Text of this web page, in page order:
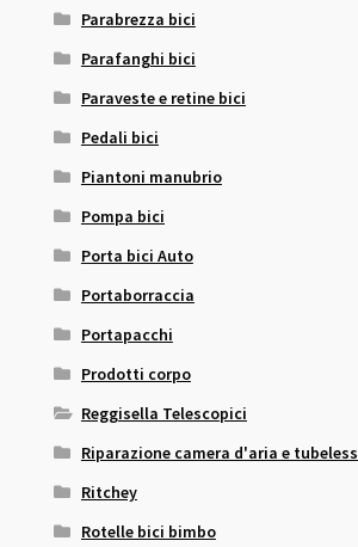
Parabrezza bici
Parafanghi bici
Paraveste e retine bici
Pedali bici
Piantoni manubrio
Pompa bici
Porta bici Auto
Portaborraccia
Portapacchi
Prodotti corpo
Reggisella Telescopici
Riparazione camera d'aria e tubeless
Ritchey
Rotelle bici bimbo